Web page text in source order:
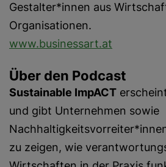
Gestalter*innen aus
Organisationen.
www.businessart.at
Über den Podcast
Sustainable ImpACT
und gibt Unternehmen sowie
zu zeigen, wie